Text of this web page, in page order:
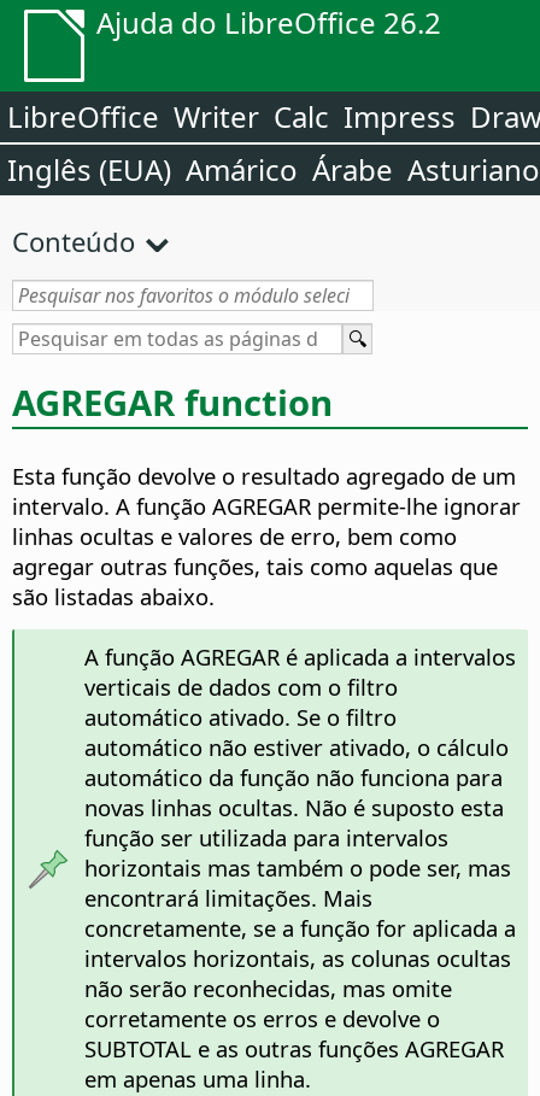
Ajuda do LibreOffice 26.2
LibreOffice Writer Calc Impress
Inglês (EUA) Amárico Árabe Asturiano
Conteúdo
AGREGAR function
Esta função devolve o resultado agregado de um
intervalo. A função AGREGAR permite-lhe ignorar
linhas ocultas e valores de erro, bem como
agregar outras funções, tais como aquelas que
são listadas abaixo.
A função AGREGAR é aplicada a intervalos
verticais de dados com o filtro
automático ativado. Se o filtro
automático não estiver ativado, o cálculo
automático da função não funciona para
novas linhas ocultas. Não é suposto esta
função ser utilizada para intervalos
horizontais mas também o pode ser, mas
encontrará limitações. Mais
concretamente, se a função for aplicada a
intervalos horizontais, as colunas ocultas
não serão reconhecidas, mas omite
corretamente os erros e devolve o
SUBTOTAL e as outras funções AGREGAR
em apenas uma linha.